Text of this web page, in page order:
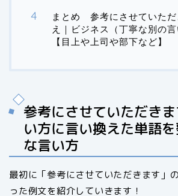
まとめ 参考にさせていただ
え｜ビジネス（丁寧な別の言
【目上や上司や部下など】
参考にさせていただき
い方に言い換えた単語
な言い方
最初に「参考にさせていただきます」
った例文を紹介していきます！